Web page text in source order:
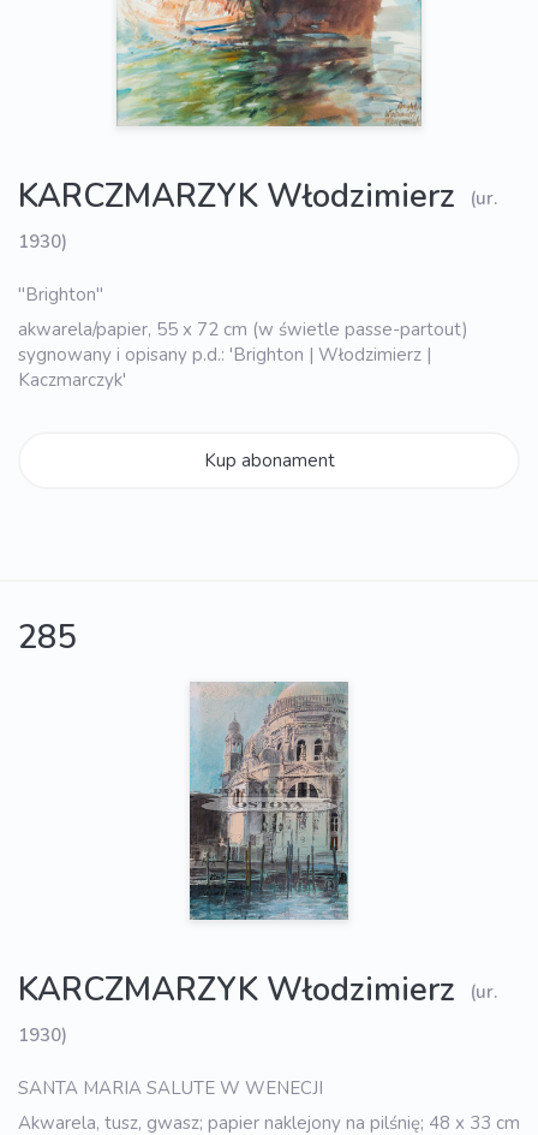
KARCZMARZYK Włodzimierz
(ur.
1930)
"Brighton"
akwarela/papier, 55 x 72 cm (w świetle passe-partout)
sygnowany i opisany p.d.: 'Brighton | Włodzimierz |
Kaczmarczyk'
Kup abonament
285
KARCZMARZYK Włodzimierz
(ur.
1930)
SANTA MARIA SALUTE W WENECJI
Akwarela, tusz, gwasz; papier naklejony na pilśnię; 48 x 33 cm